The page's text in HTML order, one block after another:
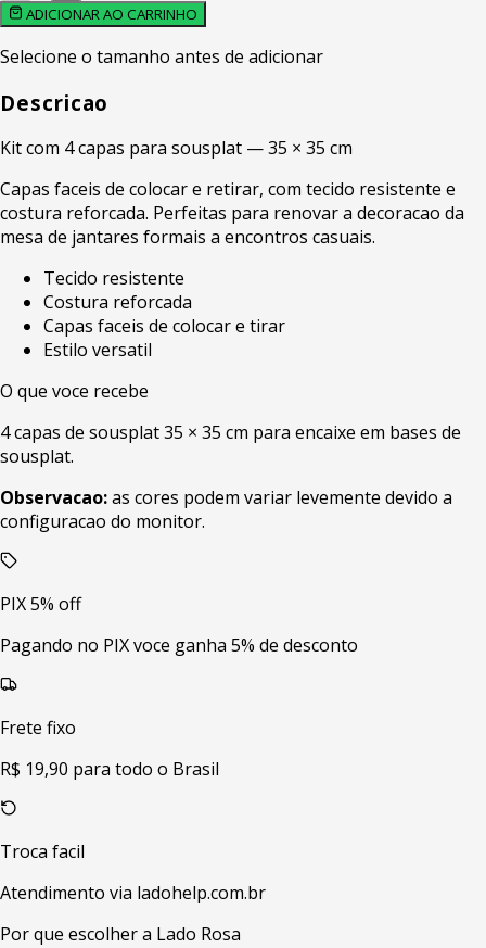
ADICIONAR AO CARRINHO
Selecione o tamanho antes de adicionar
Descricao
Kit com 4 capas para sousplat — 35 × 35 cm
Capas faceis de colocar e retirar, com tecido resistente e
costura reforcada. Perfeitas para renovar a decoracao da
mesa de jantares formais a encontros casuais.
Tecido resistente
Costura reforcada
Capas faceis de colocar e tirar
Estilo versatil
O que voce recebe
4 capas de sousplat 35 × 35 cm para encaixe em bases de
sousplat.
Observacao:as cores podem variar levemente devido a
configuracao do monitor.
PIX 5% off
Pagando no PIX voce ganha 5% de desconto
Frete fixo
R$ 19,90 para todo o Brasil
Troca facil
Atendimento via ladohelp.com.br
Por que escolher a Lado Rosa